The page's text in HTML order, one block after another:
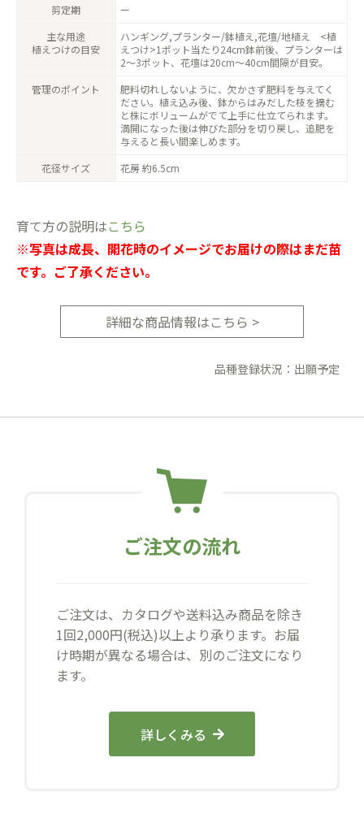
剪定期
ー
主な用途
植えつけの目安
ハンギング,プランター/鉢植え,花壇/地植え <植
えつけ>1ポット当たり24cm鉢前後、プランターは
2〜3ポット、花壇は20cm〜40cm間隔が目安。
管理のポイント
肥料切れしないように、欠かさず肥料を与えてく
ださい。植え込み後、鉢からはみだした枝を摘む
と株にボリュームがでて上手に仕立てられます。
満開になった後は伸びた部分を切り戻し、追肥を
与えると長い間楽しめます。
花径サイズ
花房 約6.5cm
育て方の説明はこちら
※写真は成長、開花時のイメージでお届けの際はまだ苗
です。ご了承ください。
詳細な商品情報はこちら >
品種登録状況：出願予定
ご注文の流れ
ご注文は、カタログや送料込み商品を除き
1回2,000円(税込)以上より承ります。お届
け時期が異なる場合は、別のご注文になり
ます。
詳しくみる